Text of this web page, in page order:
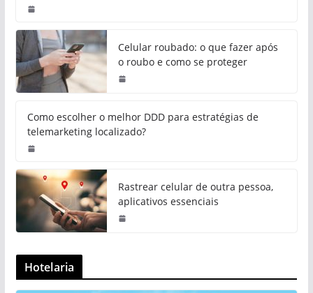
Celular roubado: o que fazer após
o roubo e como se proteger
Como escolher o melhor DDD para estratégias de
telemarketing localizado?
Rastrear celular de outra pessoa,
aplicativos essenciais
Hotelaria